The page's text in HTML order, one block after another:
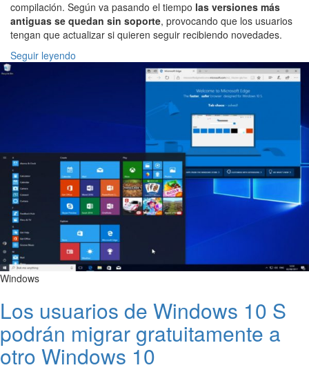
compilación. Según va pasando el tiempo las versiones más
antiguas se quedan sin soporte, provocando que los usuarios
tengan que actualizar si quieren seguir recibiendo novedades.
Seguir leyendo
Windows
Los usuarios de Windows 10 S
podrán migrar gratuitamente a
otro Windows 10